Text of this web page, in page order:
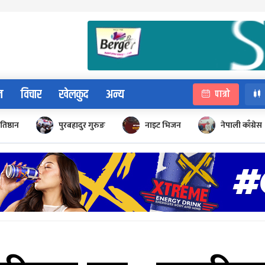
विचार खेलकुद अन्य पात्रो
पुरबहादुर गुरुङ नाइट भिजन नेपाली काँग्रेस